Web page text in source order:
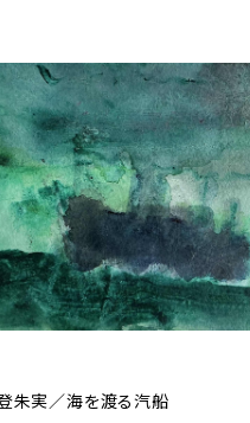
朱実／海を渡る汽船